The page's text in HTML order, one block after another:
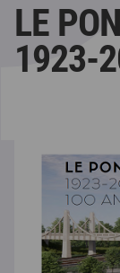
LE
1923-